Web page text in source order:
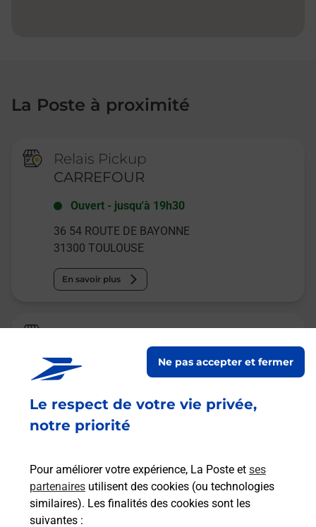
Le respect de votre vie privée,
notre priorité
Pour améliorer votre expérience, La Poste et ses
partenaires utilisent des cookies (ou technologies
similaires). Les finalités des cookies sont les
suivantes :
Ne pas accepter et fermer
La Poste à proximité
Relais Pickup
CARREFOUR
Ouvert - jusqu'à 19h30
36 54 ROUTE DE BAYONNE
31300 TOULOUSE
En savoir plus
Relais Pickup
CHEZ MAMA COLOMBA
jusqu'à 19h00
79 CHEMIN DE L FLAMBERE
31300 TOULOUSE
Malin !